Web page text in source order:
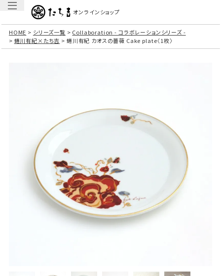
オンラインショップ
HOME シリーズ一覧
Collaboration - コラボレーションシリーズ -
蜷川有紀×たち吉
蜷川有紀 カオスの薔薇 Cake plate〈1枚〉